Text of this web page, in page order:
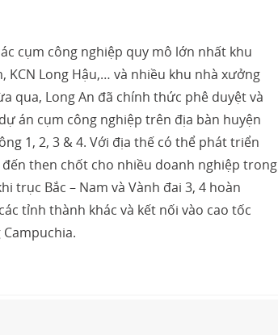
cụm công nghiệp quy mô lớn nhất khu
KCN Long Hậu,… và nhiều khu nhà xưởng
qua, Long An đã chính thức phê duyệt và
án cụm công nghiệp trên địa bàn huyện
1, 2, 3 & 4. Với địa thế có thể phát triển
then chốt cho nhiều doanh nghiệp trong
trục Bắc – Nam và Vành đai 3, 4 hoàn
tỉnh thành khác và kết nối vào cao tốc
Campuchia.